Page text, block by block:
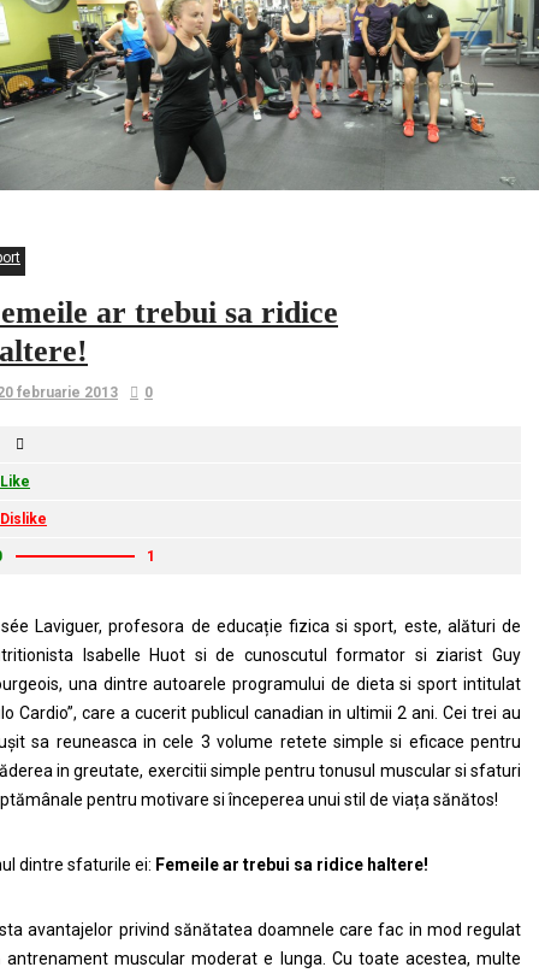
ar trebui sa ridice
februarie 2013 0
Like
Dislike
1
Laviguer, profesora de educație fizica si sport, este, alături de
Isabelle Huot si de cunoscutul formator si ziarist Guy
una dintre autoarele programului de dieta si sport intitulat
Cardio”, care a cucerit publicul canadian in ultimii 2 ani. Cei trei au
sa reuneasca in cele 3 volume retete simple si eficace pentru
in greutate, exercitii simple pentru tonusul muscular si sfaturi
pentru motivare si începerea unui stil de viața sănătos!
dintre sfaturile ei: Femeile ar trebui sa ridice haltere!
avantajelor privind sănătatea doamnele care fac in mod regulat
antrenament muscular moderat e lunga. Cu toate acestea, multe